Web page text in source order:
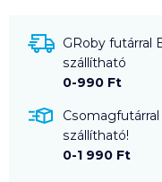
GRoby futárral
szállítható
0-990 Ft
szállítható!
0-1 990 Ft